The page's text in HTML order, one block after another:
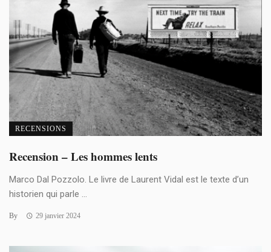
RECENSIONS
Recension – Les hommes lents
Marco Dal Pozzolo. Le livre de Laurent Vidal est le texte d’un
historien qui parle ...
By 29 janvier 2024